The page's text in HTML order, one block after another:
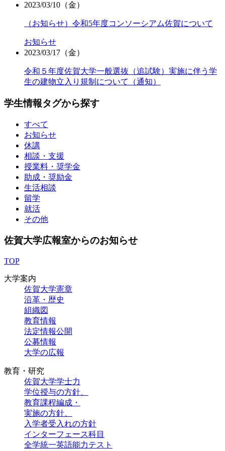
2023/03/10（金）
（お知らせ）令和5年度コンソーシアム佐賀について
お知らせ
2023/03/17（金）
令和５年度佐賀大学一般選抜（追試験）実施に伴う学
生の建物立入り規制について（通知）
学生情報タグから探す
すべて
お知らせ
休講
相談・支援
授業料・奨学金
助成・奨励金
生活相談
留学
就活
その他
佐賀大学広報室からのお知らせ
TOP
大学案内
佐賀大学憲章
沿革・歴史
組織図
教育情報
法定情報公開
公募情報
大学の広報
教育・研究
佐賀大学学士力
学位授与の方針、
教育課程編成・
実施の方針、
入学者受入れの方針
インターフェース科目
全学統一英語能力テスト